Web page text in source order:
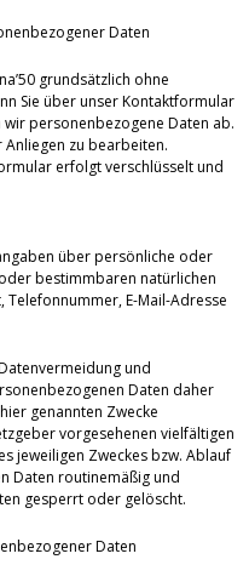
Daten
grundsätzlich ohne
Sie über unser Kontaktformular
personenbezogene Daten ab.
zu bearbeiten.
erfolgt verschlüsselt und
über persönliche oder
bestimmbaren natürlichen
Telefonnummer, E-Mail-Adresse
und
Daten daher
genannten Zwecke
vorgesehenen vielfältigen
jeweiligen Zweckes bzw. Ablauf
Daten routinemäßig und
gesperrt oder gelöscht.
Daten